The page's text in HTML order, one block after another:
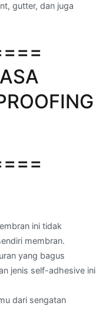
gutter, dan juga
ini tidak
membran.
yang bagus
jenis self-adhesive ini
dari sengatan